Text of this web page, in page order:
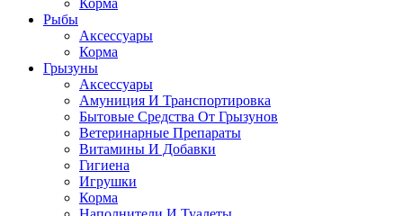
Корма
Рыбы
Аксессуары
Корма
Грызуны
Аксессуары
Амуниция И Транспортировка
Бытовые Средства От Грызунов
Ветеринарные Препараты
Витамины И Добавки
Гигиена
Игрушки
Корма